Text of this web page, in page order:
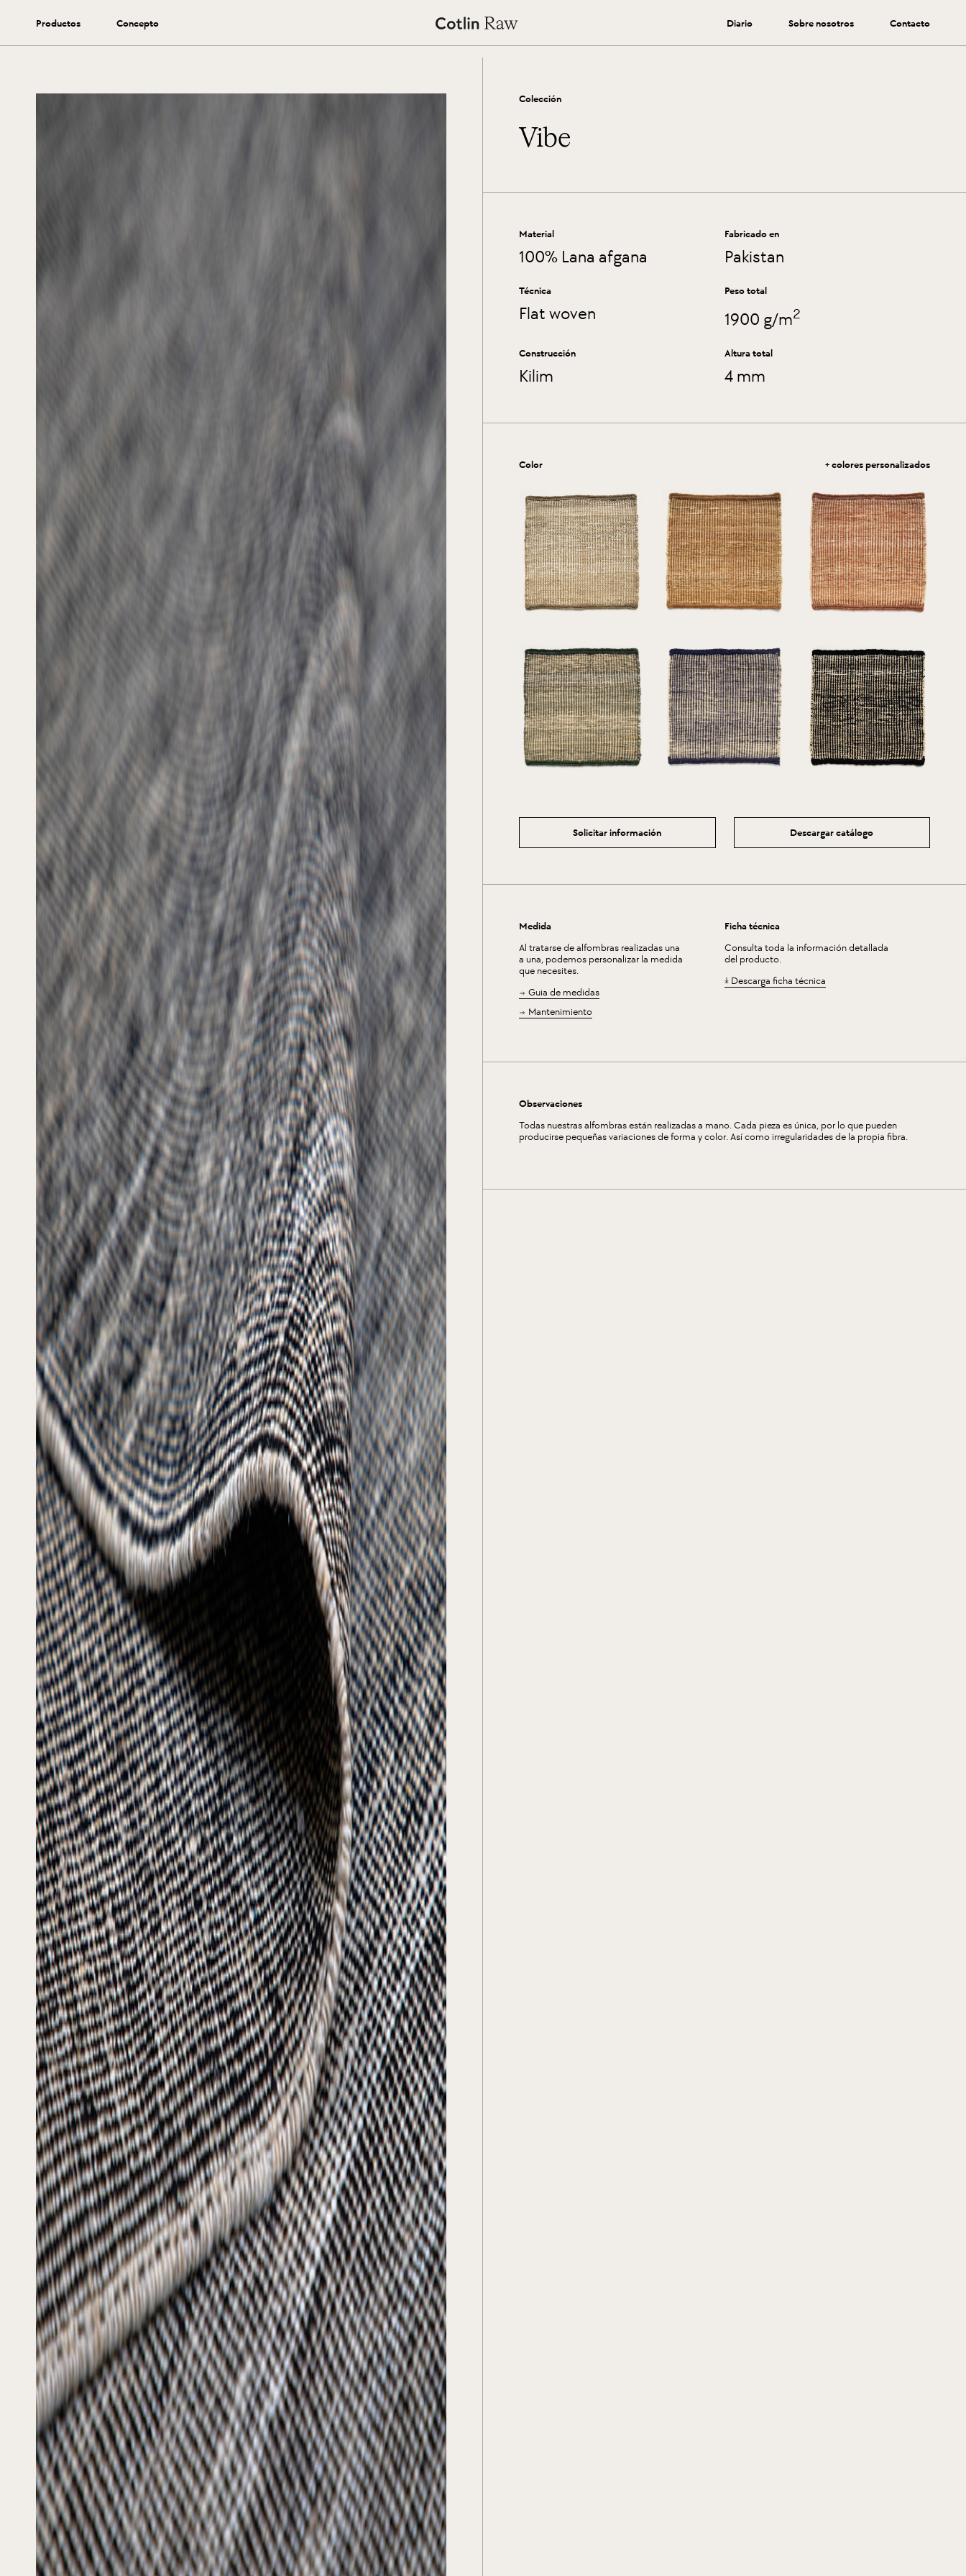
Productos Concepto Diario Sobre nosotros Contacto
Colección
Vibe
Material
100% Lana afgana
Fabricado en
Pakistan
Técnica
Flat woven
Peso total
1900 g/m2
Construcción
Kilim
Altura total
4 mm
Color + colores personalizados
Solicitar información Descargar catálogo
Medida
Al tratarse de alfombras realizadas una
a una, podemos personalizar la medida
que necesites.
Guia de medidas
Mantenimiento
Ficha técnica
Consulta toda la información detallada
del producto.
Descarga ficha técnica
Observaciones
Todas nuestras alfombras están realizadas a mano. Cada pieza es única, por lo que pueden
producirse pequeñas variaciones de forma y color. Así como irregularidades de la propia fibra.